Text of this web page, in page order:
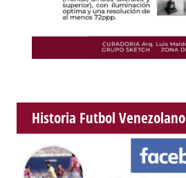
Historia Futbol Venezolano